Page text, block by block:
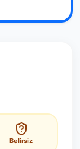
Belirsiz